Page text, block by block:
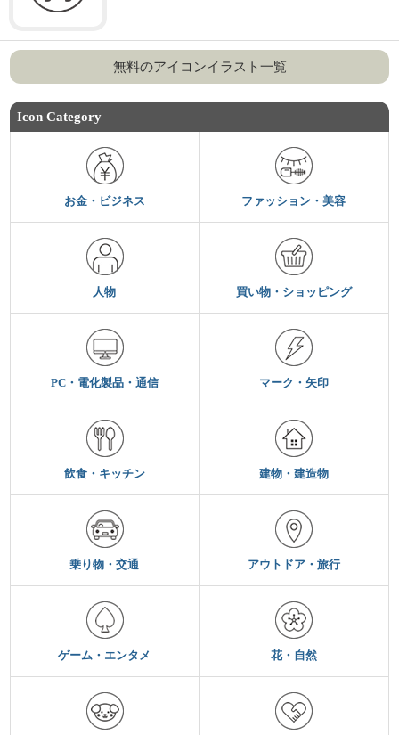
無料のアイコンイラスト一覧
Icon Category
お金・ビジネス ファッション・美容
人物 買い物・ショッピング
PC・電化製品・通信 マーク・矢印
飲食・キッチン 建物・建造物
乗り物・交通 アウトドア・旅行
ゲーム・エンタメ 花・自然